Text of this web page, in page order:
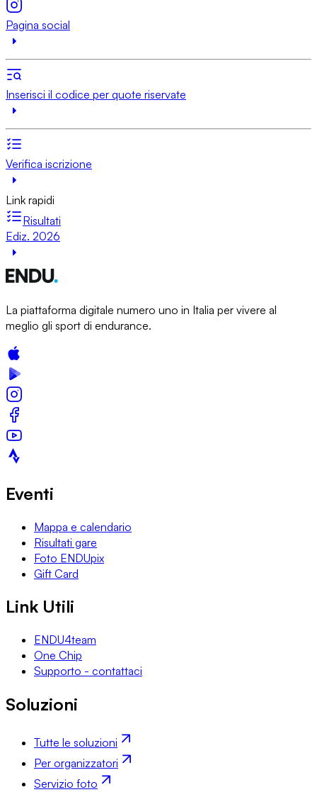
Pagina social
Inserisci il codice per quote riservate
Verifica iscrizione
Link rapidi
Risultati
Ediz. 2026
La piattaforma digitale numero uno in Italia per vivere al
meglio gli sport di endurance.
Eventi
Mappa e calendario
Risultati gare
Foto ENDUpix
Gift Card
Link Utili
ENDU4team
One Chip
Supporto - contattaci
Soluzioni
Tutte le soluzioni
Per organizzatori
Servizio foto